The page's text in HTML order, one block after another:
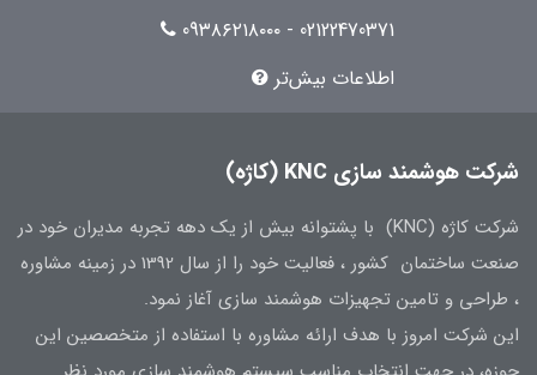
02122470371 - 09۳۸۶۲۱۸۰۰۰
اطلاعات بیش‌تر
شرکت هوشمند سازی KNC (کاژه)
شرکت کاژه (KNC) با پشتوانه بیش از یک دهه تجربه مدیران خود در
صنعت ساختمان کشور ، فعالیت خود را از سال 1392 در زمینه مشاوره
، طراحی و تامین تجهیزات هوشمند سازی آغاز نمود.
این شرکت امروز با هدف ارائه مشاوره با استفاده از متخصصین این